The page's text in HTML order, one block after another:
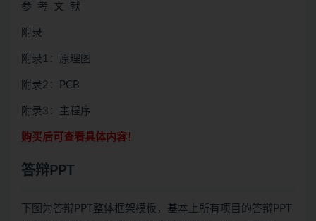
参 考 文 献
附录
附录1：原理图
附录2：PCB
附录3：主程序
购买后可查看具体内容！
答辩PPT
下图为答辩PPT整体框架模板，基本上所有项目的答辩PPT